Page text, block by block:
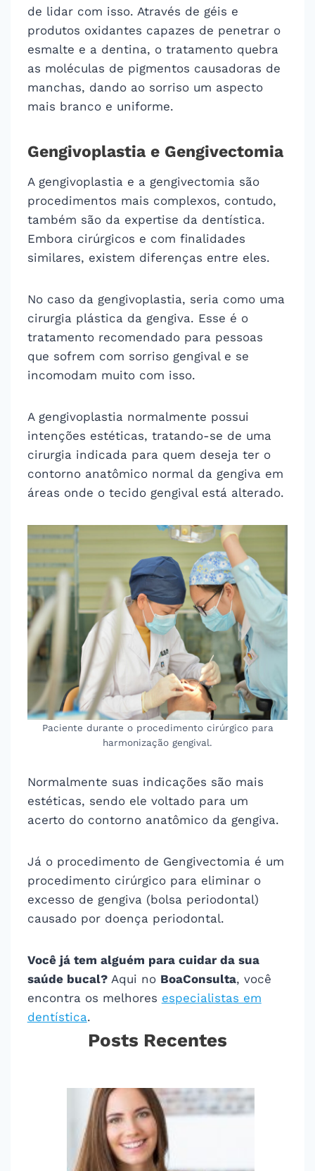
de lidar com isso. Através de géis e
produtos oxidantes capazes de penetrar o
esmalte e a dentina, o tratamento quebra
as moléculas de pigmentos causadoras de
manchas, dando ao sorriso um aspecto
mais branco e uniforme.
Gengivoplastia e Gengivectomia
A gengivoplastia e a gengivectomia são
procedimentos mais complexos, contudo,
também são da expertise da dentística.
Embora cirúrgicos e com finalidades
similares, existem diferenças entre eles.
No caso da gengivoplastia, seria como uma
cirurgia plástica da gengiva. Esse é o
tratamento recomendado para pessoas
que sofrem com sorriso gengival e se
incomodam muito com isso.
A gengivoplastia normalmente possui
intenções estéticas, tratando-se de uma
cirurgia indicada para quem deseja ter o
contorno anatômico normal da gengiva em
áreas onde o tecido gengival está alterado.
Paciente durante o procedimento cirúrgico para
harmonização gengival.
Normalmente suas indicações são mais
estéticas, sendo ele voltado para um
acerto do contorno anatômico da gengiva.
Já o procedimento de Gengivectomia é um
procedimento cirúrgico para eliminar o
excesso de gengiva (bolsa periodontal)
causado por doença periodontal.
Você já tem alguém para cuidar da sua
saúde bucal?Aqui no BoaConsulta, você
encontra os melhores especialistas em
dentística.
Posts Recentes